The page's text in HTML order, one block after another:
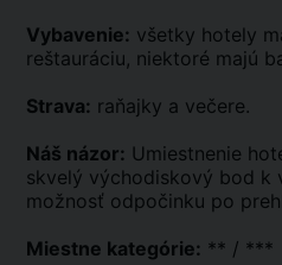
Vybavenie: všetky hotely
reštauráciu, niektoré majú
Strava: raňajky a večere.
Náš názor: Umiestnenie
skvelý východiskový bod k
možnosť odpočinku po
Miestne kategórie: ** / ***